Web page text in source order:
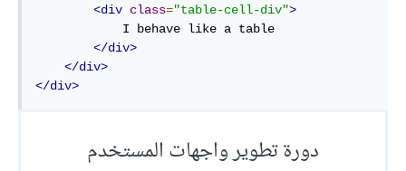
<div class="table-cell-div">
</div>
</div>
</div>
دورة تطوير واجهات المستخدم